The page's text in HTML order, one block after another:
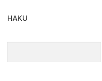
HAKU